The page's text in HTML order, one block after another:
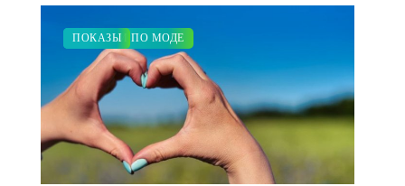
КРАСОТА
ЗАКУПКИ ПО МОДЕ
ПОКАЗЫ